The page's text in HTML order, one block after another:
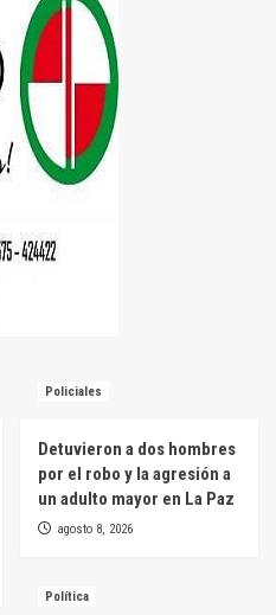
Policiales
Detuvieron a dos hombres
por el robo y la agresión a
un adulto mayor en La Paz
agosto 8, 2026
Política